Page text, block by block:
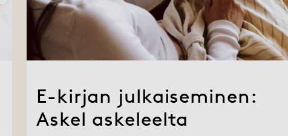
E-kirjan julkaiseminen:
Askel askeleelta